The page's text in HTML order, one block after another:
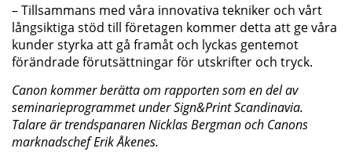
– Tillsammans med våra innovativa tekniker och vårt
långsiktiga stöd till företagen kommer detta att ge våra
kunder styrka att gå framåt och lyckas gentemot
förändrade förutsättningar för utskrifter och tryck.
Canon kommer berätta om rapporten som en del av
seminarieprogrammet under Sign&Print Scandinavia.
Talare är trendspanaren Nicklas Bergman och Canons
marknadschef Erik Åkenes.